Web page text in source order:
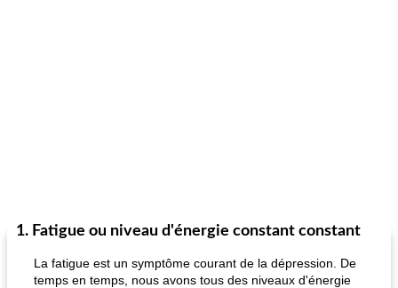
1. Fatigue ou niveau d'énergie constant constant
La fatigue est un symptôme courant de la dépression. De
temps en temps, nous avons tous des niveaux d'énergie